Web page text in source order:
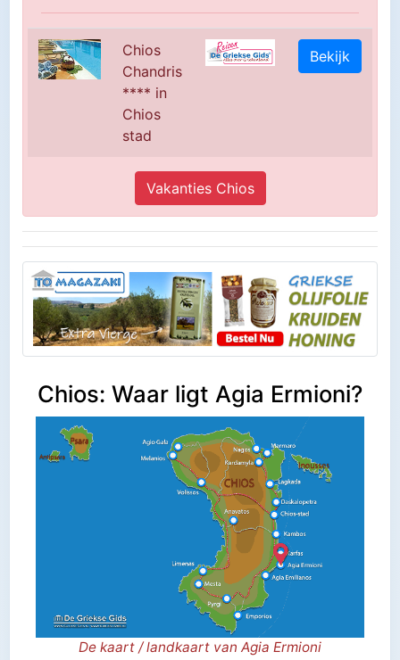
Chios
Chandris
**** in
Chios
stad
Bekijk
Vakanties Chios
Chios: Waar ligt Agia Ermioni?
De kaart / landkaart van Agia Ermioni